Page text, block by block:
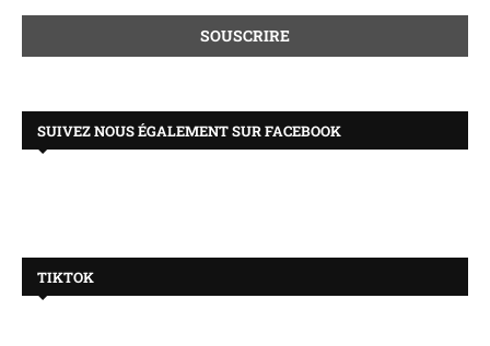
SUIVEZ NOUS ÉGALEMENT SUR FACEBOOK
TIKTOK